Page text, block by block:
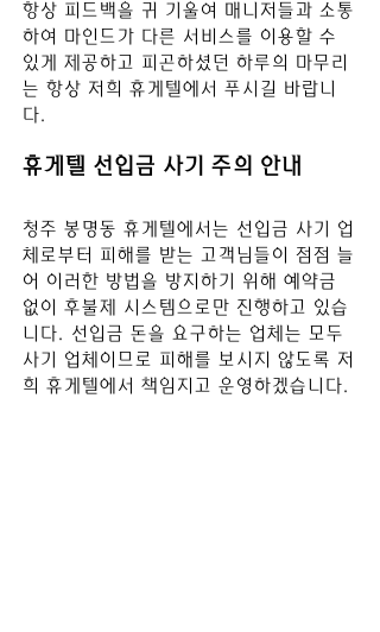
항상 피드백을 귀 기울여 매니저들과 소통
하여 마인드가 다른 서비스를 이용할 수
있게 제공하고 피곤하셨던 하루의 마무리
는 항상 저희 휴게텔에서 푸시길 바랍니
다.
휴게텔 선입금 사기 주의 안내
청주 봉명동 휴게텔에서는 선입금 사기 업
체로부터 피해를 받는 고객님들이 점점 늘
어 이러한 방법을 방지하기 위해 예약금
없이 후불제 시스템으로만 진행하고 있습
니다. 선입금 돈을 요구하는 업체는 모두
사기 업체이므로 피해를 보시지 않도록 저
희 휴게텔에서 책임지고 운영하겠습니다.